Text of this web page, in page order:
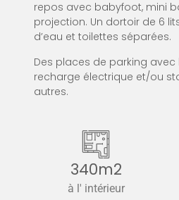
repos avec babyfoot, mini
projection. Un dortoir de 6
d’eau et toilettes séparées.
Des places de parking
recharge électrique et/ou
autres.
340m2
à l' intérieur